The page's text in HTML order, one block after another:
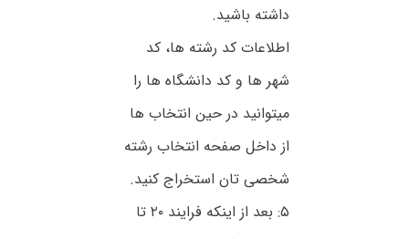
داشته باشید.
اطلاعات کد رشته ها، کد
شهر ها و کد دانشگاه ها را
میتوانید در حین انتخاب ها
از داخل صفحه انتخاب رشته
شخصی تان استخراج کنید.
۵: بعد از اینکه فرایند ۲۰ تا